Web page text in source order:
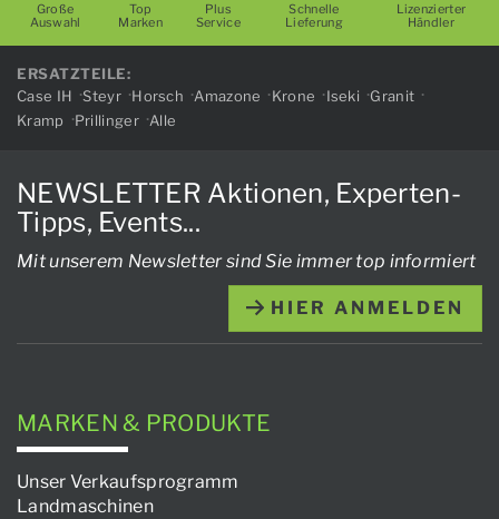
Große
Auswahl
Top
Marken
Plus
Service
Schnelle
Lieferung
Lizenzierter
Händler
ERSATZTEILE:
Case IH
Steyr Horsch Amazone Krone Iseki
Granit
Kramp
Prillinger Alle
NEWSLETTER Aktionen, Experten-
Tipps, Events...
Mit unserem Newsletter sind Sie immer top informiert
HIER ANMELDEN
MARKEN & PRODUKTE
Unser Verkaufsprogramm
Landmaschinen